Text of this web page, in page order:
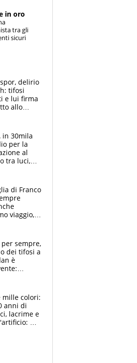
in oro
tra gli
sicuri
delirio
tifosi
e lui firma
allo
in 30mila
per la
al
tra luci,
di Franco
viaggio,
dei tifosi
per sempre,
dei tifosi a
è
mille colori:
anni di
lacrime e
De